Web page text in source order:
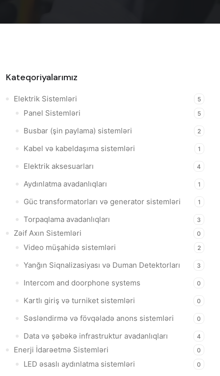
Kateqoriyalarımız
Elektrik Sistemləri 5
Panel Sistemləri 5
Busbar (şin paylama) sistemləri 2
Kabel və kabeldaşıma sistemləri 1
Elektrik aksesuarları 4
Aydınlatma avadanlıqları 1
Güc transformatorları və generator sistemləri 1
Torpaqlama avadanlıqları 3
Zəif Axın Sistemləri 0
Video müşahidə sistemləri 2
Yanğın Siqnalizasiyası və Duman Detektorları 3
Intercom and doorphone systems 0
Kartlı giriş və turniket sistemləri 0
Səsləndirmə və fövqəladə anons sistemləri 0
Data və şəbəkə infrastruktur avadanlıqları 4
Enerji İdarəetmə Sistemləri 0
LED əsaslı aydınlatma sistemləri 0